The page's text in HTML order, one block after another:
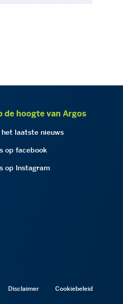
de hoogte van Argos
laatste nieuws
op facebook
op Instagram
Disclaimer Cookiebeleid